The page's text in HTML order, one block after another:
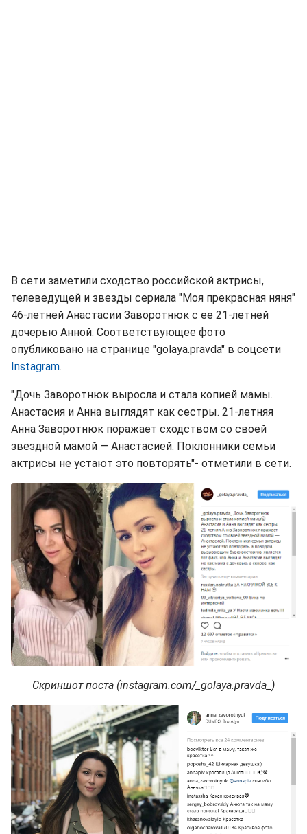
В сети заметили сходство российской актрисы,
телеведущей и звезды сериала "Моя прекрасная няня"
46-летней Анастасии Заворотнюк с ее 21-летней
дочерью Анной. Соответствующее фото
опубликовано на странице "golaya.pravda" в соцсети
Instagram.
"Дочь Заворотнюк выросла и стала копией мамы.
Анастасия и Анна выглядят как сестры. 21-летняя
Анна Заворотнюк поражает сходством со своей
звездной мамой — Анастасией. Поклонники семьи
актрисы не устают это повторять"- отметили в сети.
Скриншот поста (instagram.com/_golaya.pravda_)